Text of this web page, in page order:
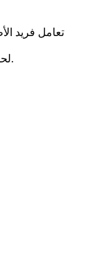
لحن فريد الأطرش لألمع فناني وفنانات العصر الذهبي للأغنية العربية من بينهم: أسمهان وفائزة أحمد ومحرّم فؤاد ووردة الجزائريّة وسامية جمال التي شكّل معها ثنائيّا ناجحا في العديد من الأفلام.